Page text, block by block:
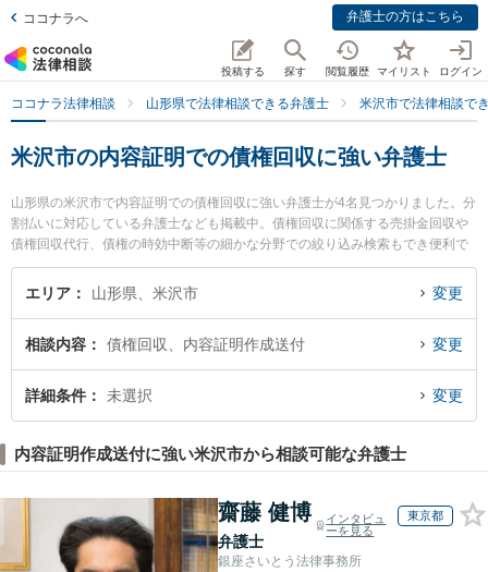
ココナラへ 弁護士の方はこちら
投稿する 探す 閲覧履歴 マイリスト ログイン
ココナラ法律相談 山形県で法律相談できる弁護士 米沢市で法律相談で
米沢市の内容証明での債権回収に強い弁護士
山形県の米沢市で内容証明での債権回収に強い弁護士が4名見つかりました。分
割払いに対応している弁護士なども掲載中。債権回収に関係する売掛金回収や
債権回収代行、債権の時効中断等の細かな分野での絞り込み検索もでき便利で
す。特に長岡克典法律事務所の長岡 克典弁護士や米沢舞鶴法律事務所の遠藤 正
紀弁護士、べに花法律事務所の東海林 寛子弁護士のプロフィール情報や弁護士
権回収のトラブル解決の実績豊富な近くの弁護士を検索したい』『初回相談無
料で内容証明での債権回収を法律相談できる米沢市内の弁護士に相談予約した
い』などでお困りの相談者さんにおすすめです。
エリア 山形県、米沢市 変更
相談内容 債権回収、内容証明作成送付 変更
詳細条件 未選択 変更
内容証明作成送付に強い米沢市から相談可能な弁護士
齋藤 健博
弁護士
インタビュ
ーを見る
東京都
銀座さいとう法律事務所